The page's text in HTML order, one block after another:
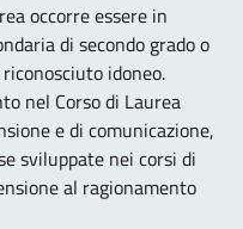
occorre essere in
di secondo grado o
idoneo.
nel Corso di Laurea
e di comunicazione,
sviluppate nei corsi di
al ragionamento